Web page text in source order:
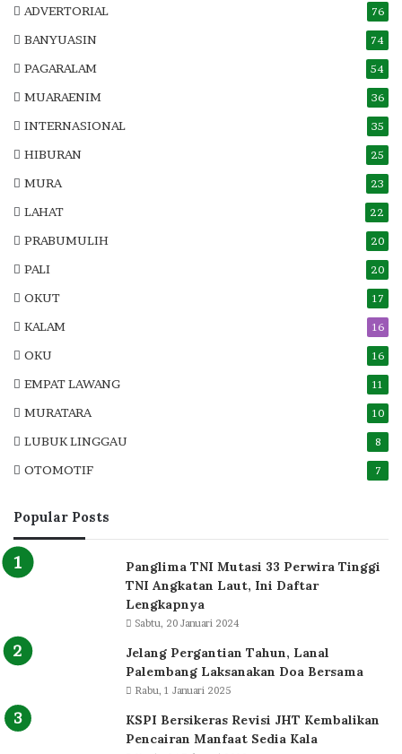
ADVERTORIAL 76
BANYUASIN 74
PAGARALAM 54
MUARAENIM 36
INTERNASIONAL 35
HIBURAN 25
MURA 23
LAHAT 22
PRABUMULIH 20
PALI 20
OKUT 17
KALAM 16
OKU 16
EMPAT LAWANG 11
MURATARA 10
LUBUK LINGGAU 8
OTOMOTIF 7
Popular Posts
Panglima TNI Mutasi 33 Perwira Tinggi
TNI Angkatan Laut, Ini Daftar
Lengkapnya
Sabtu, 20 Januari 2024
Jelang Pergantian Tahun, Lanal
Palembang Laksanakan Doa Bersama
Rabu, 1 Januari 2025
KSPI Bersikeras Revisi JHT Kembalikan
Pencairan Manfaat Sedia Kala